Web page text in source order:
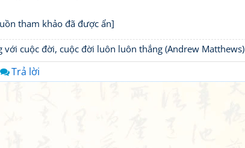
tham khảo đã được ẩn]
với cuộc đời, cuộc đời luôn luôn thắng (Andrew Matthews)
Trả lời